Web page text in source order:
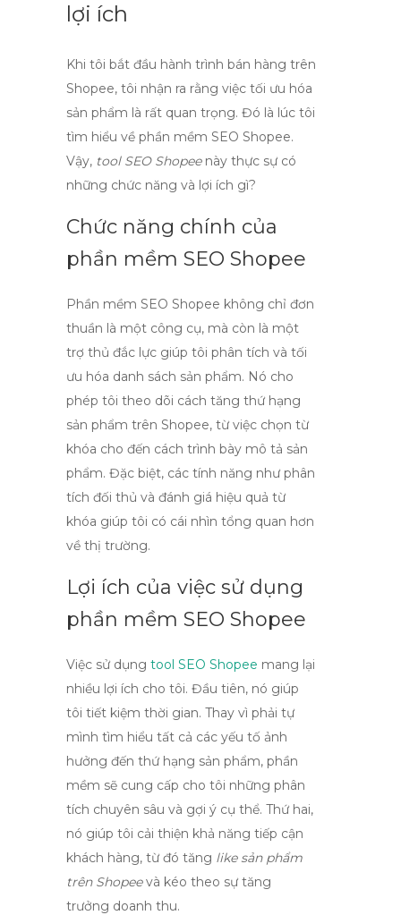
lợi ích
Khi tôi bắt đầu hành trình bán hàng trên
Shopee, tôi nhận ra rằng việc tối ưu hóa
sản phẩm là rất quan trọng. Đó là lúc tôi
tìm hiểu về phần mềm SEO Shopee.
Vậy, tool SEO Shopeenày thực sự có
những chức năng và lợi ích gì?
Chức năng chính của
phần mềm SEO Shopee
Phần mềm SEO Shopee không chỉ đơn
thuần là một công cụ, mà còn là một
trợ thủ đắc lực giúp tôi phân tích và tối
ưu hóa danh sách sản phẩm. Nó cho
phép tôi theo dõi cách tăng thứ hạng
sản phẩm trên Shopee, từ việc chọn từ
khóa cho đến cách trình bày mô tả sản
phẩm. Đặc biệt, các tính năng như phân
tích đối thủ và đánh giá hiệu quả từ
khóa giúp tôi có cái nhìn tổng quan hơn
về thị trường.
Lợi ích của việc sử dụng
phần mềm SEO Shopee
Việc sử dụng tool SEO Shopee mang lại
nhiều lợi ích cho tôi. Đầu tiên, nó giúp
tôi tiết kiệm thời gian. Thay vì phải tự
mình tìm hiểu tất cả các yếu tố ảnh
hưởng đến thứ hạng sản phẩm, phần
mềm sẽ cung cấp cho tôi những phân
tích chuyên sâu và gợi ý cụ thể. Thứ hai,
nó giúp tôi cải thiện khả năng tiếp cận
khách hàng, từ đó tăng like sản phẩm
trên Shopeevà kéo theo sự tăng
trưởng doanh thu.